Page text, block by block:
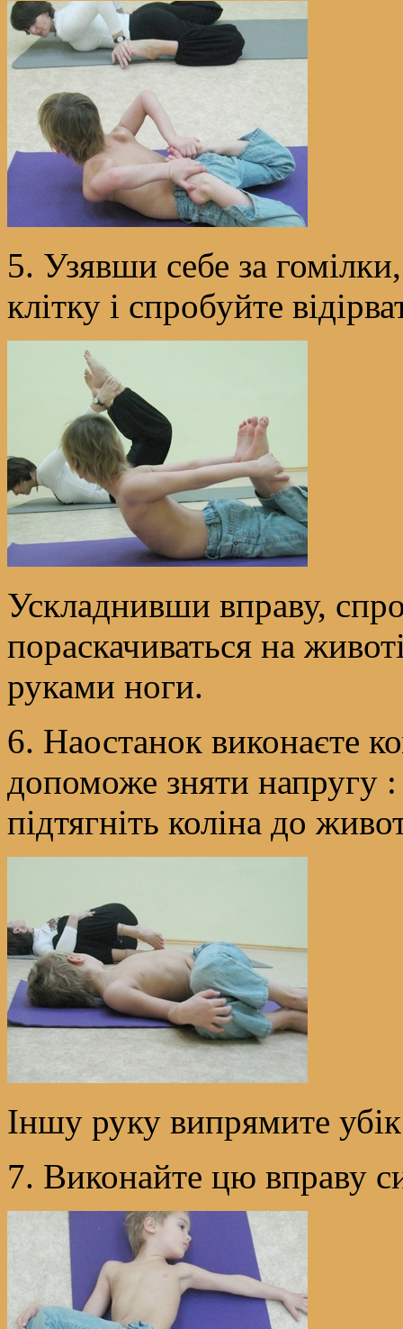
5. Узявши себе за гомілки,
клітку і спробуйте
Ускладнивши вправу,
пораскачиваться на
руками ноги.
6. Наостанок виконаєте
допоможе зняти напругу
підтягніть коліна до
Іншу руку випрямите
7. Виконайте цю вправу